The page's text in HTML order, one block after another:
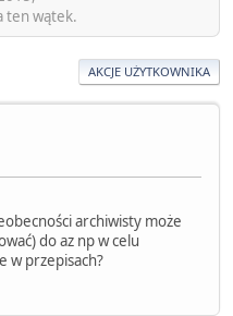
ten wątek.
AKCJE UŻYTKOWNIKA
archiwisty może
do az np w celu
w przepisach?